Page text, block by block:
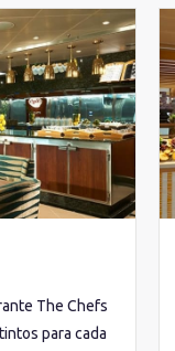
The Chefs
para cada